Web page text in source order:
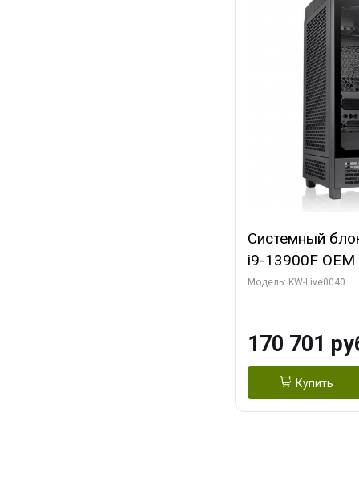
Системный
i9-13900F OEM
7, Efficient-co/
3xDP HD/ 960
Модель: KW-Live0040
170 701
Купить